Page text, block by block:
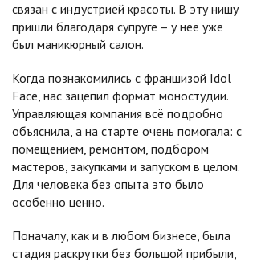
связан с индустрией красоты. В эту нишу
пришли благодаря супруге – у неё уже
был маникюрный салон.
Когда познакомились с франшизой Idol
Face, нас зацепил формат моностудии.
Управляющая компания всё подробно
объяснила, а на старте очень помогала: с
помещением, ремонтом, подбором
мастеров, закупками и запуском в целом.
Для человека без опыта это было
особенно ценно.
Поначалу, как и в любом бизнесе, была
стадия раскрутки без большой прибыли,